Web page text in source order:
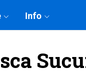
Info